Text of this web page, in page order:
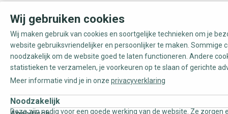
Wij gebruiken cookies
Wij maken gebruik van cookies en soortgelijke technieken om je
website gebruiksvriendelijker en persoonlijker te maken. Sommige
noodzakelijk om de website goed te laten functioneren. Andere
statistieken te verzamelen, je voorkeuren op te slaan of gerichte
Meer informatie vind je in onze privacyverklaring
Noodzakelijk
Deze zijn nodig voor een goede werking van de website. Ze zorgen